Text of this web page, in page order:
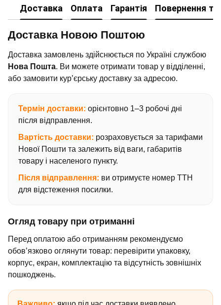
Доставка Оплата Гарантія Повернення
Доставка Новою Поштою
Доставка замовлень здійснюється по Україні службою
Нова Пошта. Ви можете отримати товар у відділенні,
або замовити кур’єрську доставку за адресою.
Термін доставки: орієнтовно 1–3 робочі дні
після відправлення.
Вартість доставки: розраховується за тарифами
Нової Пошти та залежить від ваги, габаритів
товару і населеного пункту.
Після відправлення: ви отримуєте номер ТТН
для відстеження посилки.
Огляд товару при отриманні
Перед оплатою або отриманням рекомендуємо
обов’язково оглянути товар: перевірити упаковку,
корпус, екран, комплектацію та відсутність зовнішніх
пошкоджень.